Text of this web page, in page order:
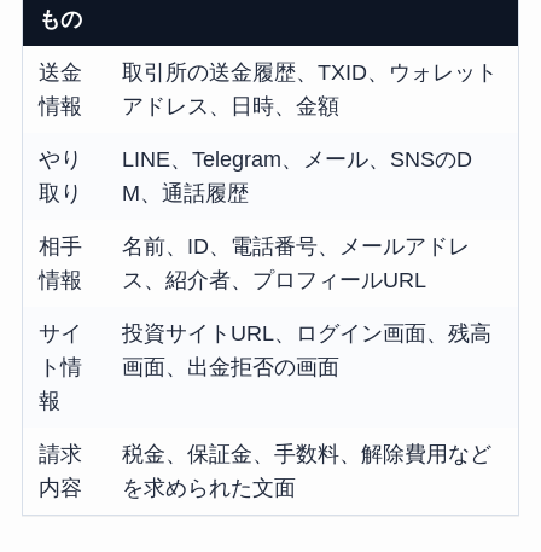
もの
送金
情報
取引所の送金履歴、TXID、ウォレット
アドレス、日時、金額
やり
取り
LINE、Telegram、メール、SNSのD
M、通話履歴
相手
情報
名前、ID、電話番号、メールアドレ
ス、紹介者、プロフィールURL
サイ
ト情
報
投資サイトURL、ログイン画面、残高
画面、出金拒否の画面
請求
内容
税金、保証金、手数料、解除費用など
を求められた文面